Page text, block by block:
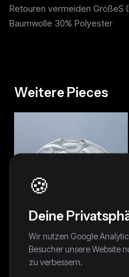
Retouren vermeiden GrößeS
Baumwolle 30% Polyester
Weitere Pieces
🍪
Deine
Wir nutzen Google
Besucher unsere Website
zu verbessern.